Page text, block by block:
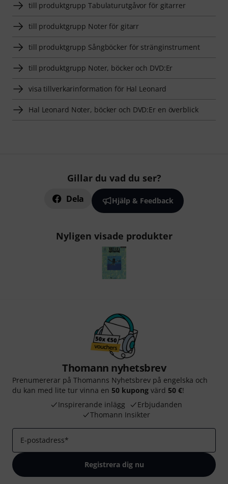
till produktgrupp Tabulaturutgåvor för gitarrer
till produktgrupp Noter för gitarr
till produktgrupp Sångböcker för stränginstrument
till produktgrupp Noter, böcker och DVD:Er
visa tillverkarinformation för Hal Leonard
Hal Leonard Noter, böcker och DVD:Er en överblick
Gillar du vad du ser?
Dela Hjälp & Feedback
Nyligen visade produkter
Thomann nyhetsbrev
Prenumererar på Thomanns Nyhetsbrev på engelska och
du kan med lite tur vinna en 50 kupong värd 50 €!
Inspirerande inlägg
Erbjudanden
Thomann Insikter
E-postadress*
Registrera dig nu